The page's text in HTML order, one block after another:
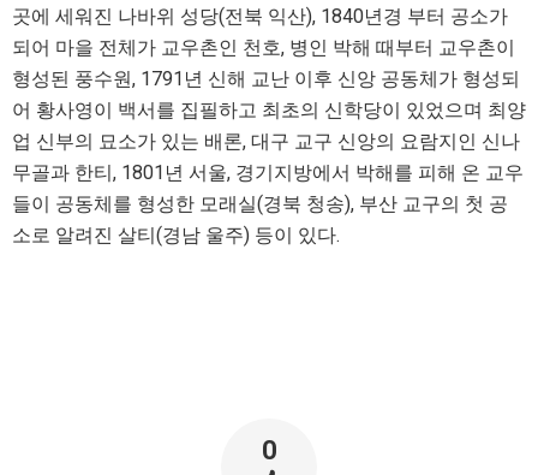
곳에 세워진 나바위 성당(전북 익산), 1840년경 부터 공소가
되어 마을 전체가 교우촌인 천호, 병인 박해 때부터 교우촌이
형성된 풍수원, 1791년 신해 교난 이후 신앙 공동체가 형성되
어 황사영이 백서를 집필하고 최초의 신학당이 있었으며 최양
업 신부의 묘소가 있는 배론, 대구 교구 신앙의 요람지인 신나
무골과 한티, 1801년 서울, 경기지방에서 박해를 피해 온 교우
들이 공동체를 형성한 모래실(경북 청송), 부산 교구의 첫 공
소로 알려진 살티(경남 울주) 등이 있다.
0